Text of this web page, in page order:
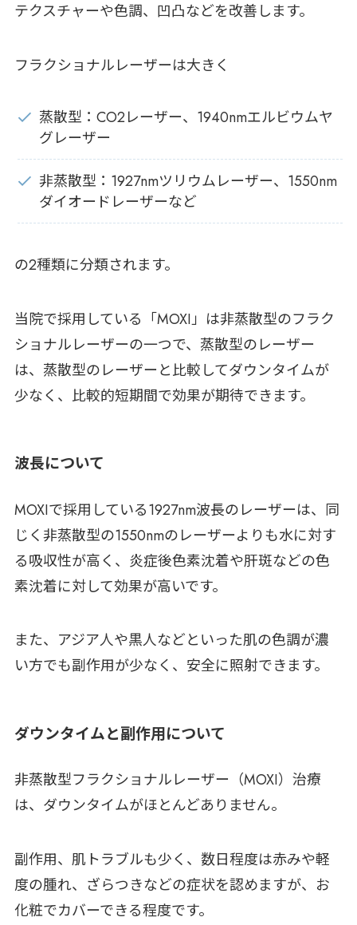
テクスチャーや色調、凹凸などを改善します。
フラクショナルレーザーは大きく
蒸散型：CO2レーザー、1940nmエルビウムヤ
グレーザー
非蒸散型：1927nmツリウムレーザー、1550nm
ダイオードレーザーなど
の2種類に分類されます。
当院で採用している「MOXI」は非蒸散型のフラク
ショナルレーザーの一つで、蒸散型のレーザー
は、蒸散型のレーザーと比較してダウンタイムが
少なく、比較的短期間で効果が期待できます。
波長について
MOXIで採用している1927nm波長のレーザーは、同
じく非蒸散型の1550nmのレーザーよりも水に対す
る吸収性が高く、炎症後色素沈着や肝斑などの色
素沈着に対して効果が高いです。
また、アジア人や黒人などといった肌の色調が濃
い方でも副作用が少なく、安全に照射できます。
ダウンタイムと副作用について
非蒸散型フラクショナルレーザー（MOXI）治療
は、ダウンタイムがほとんどありません。
副作用、肌トラブルも少く、数日程度は赤みや軽
度の腫れ、ざらつきなどの症状を認めますが、お
化粧でカバーできる程度です。